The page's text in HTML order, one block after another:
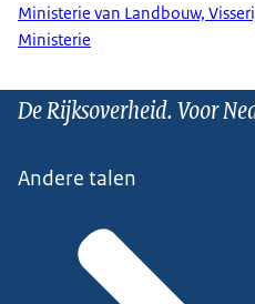
Ministerie van Landbouw,
Ministerie
De Rijksoverheid. Voor
Andere talen